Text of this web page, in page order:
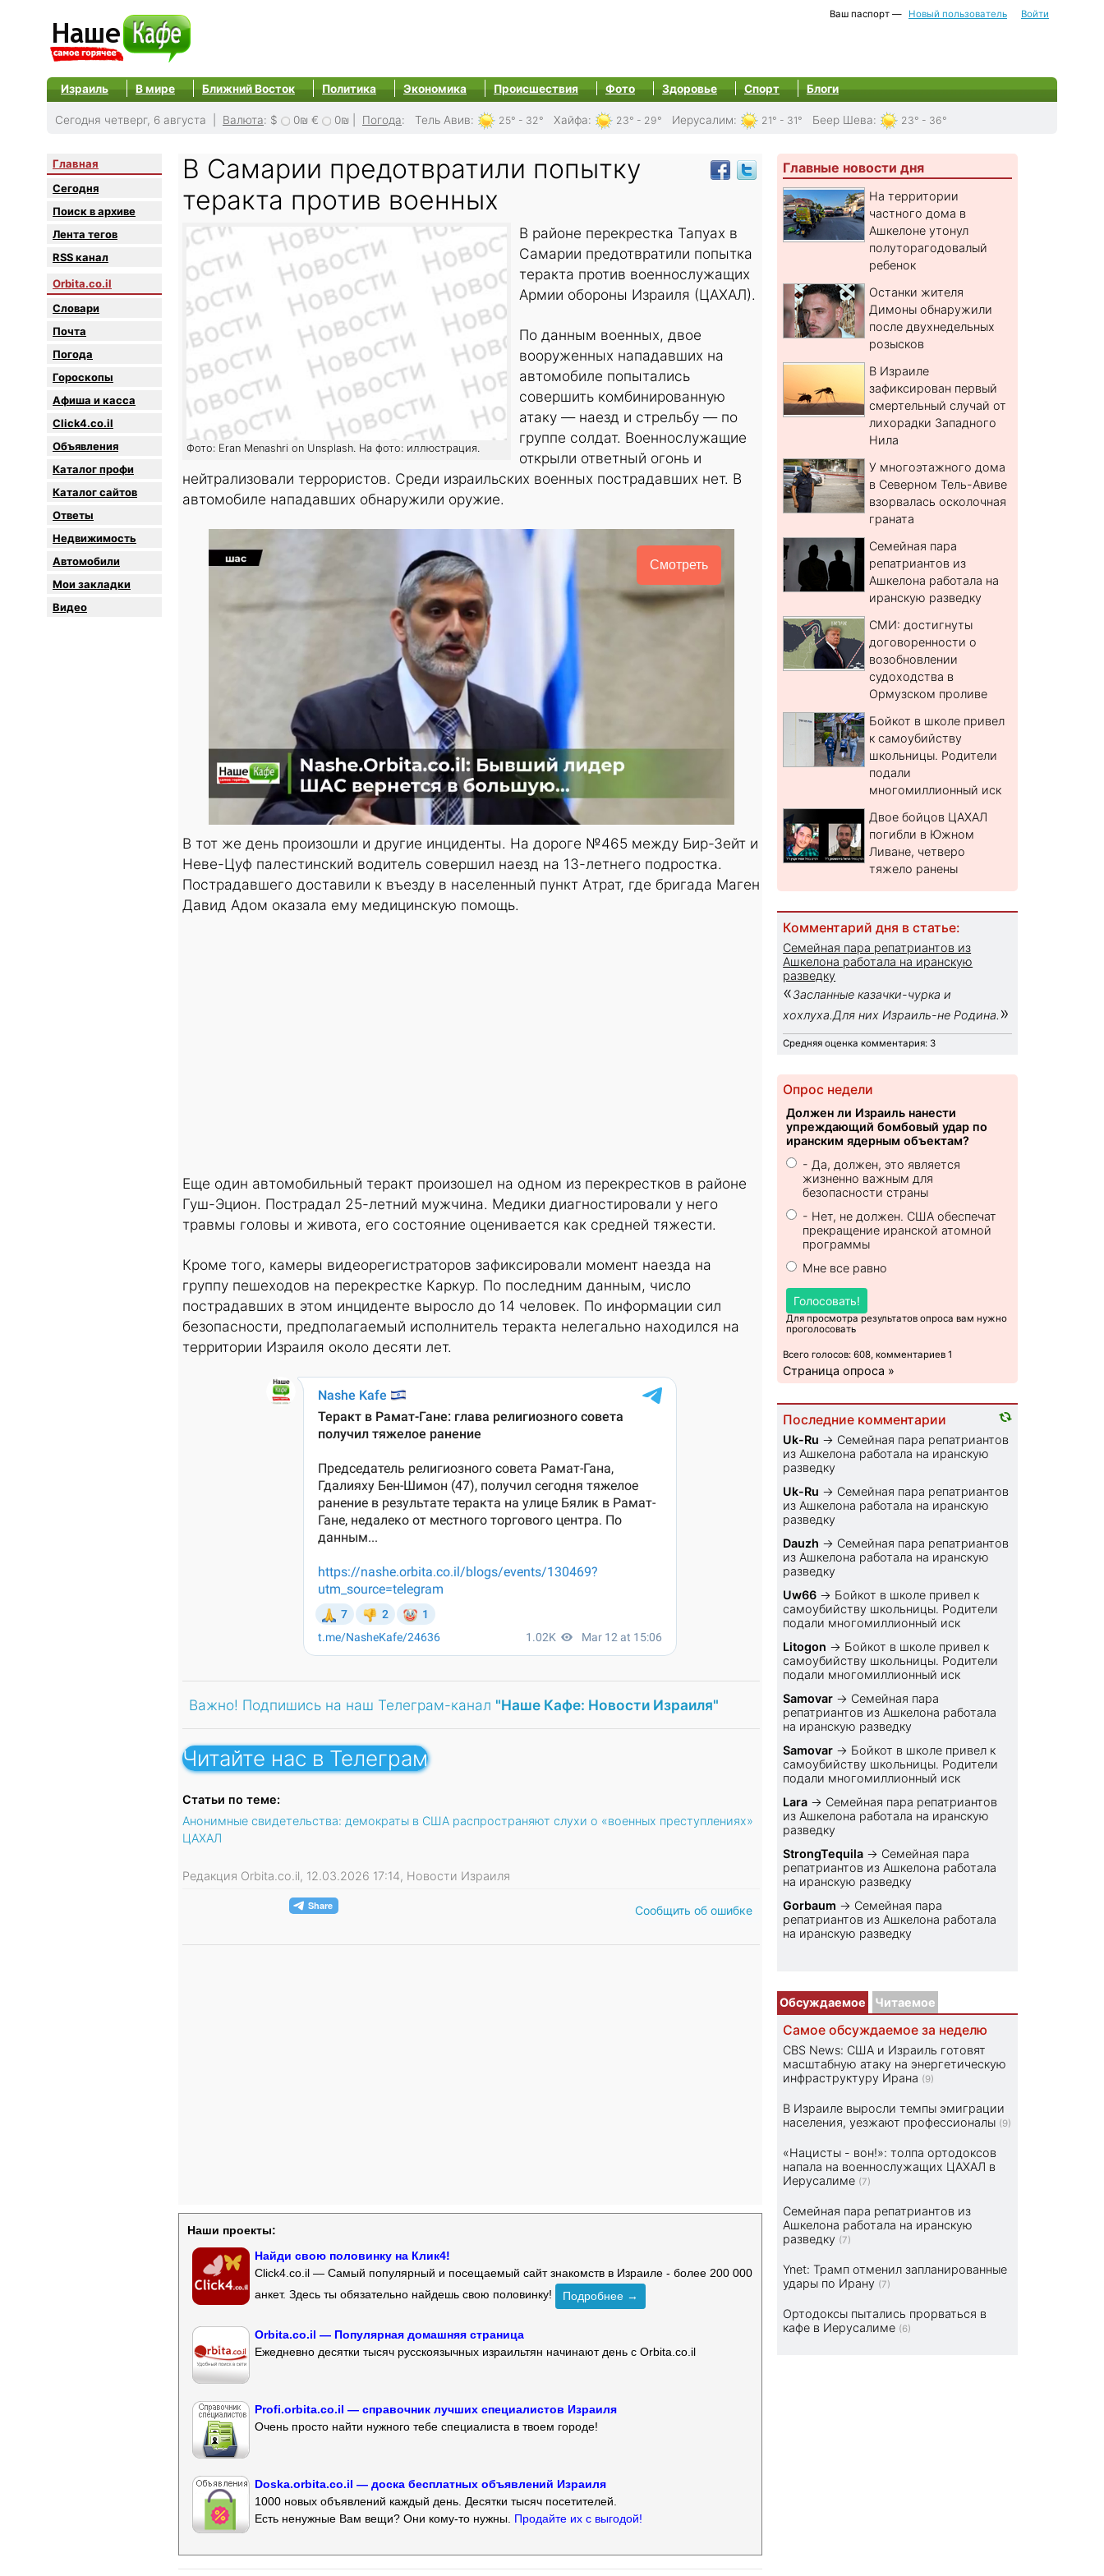
Ваш паспорт — Новый пользователь Войти
Израиль В мире Ближний Восток Политика Экономика Происшествия Фото Здоровье Спорт Блоги
Сегодня четверг, 6 августа | Валюта: $ 0₪ € 0₪ Погода: Тель Авив: 25° - 32° Хайфа: 23° - 29° Иерусалим: 21° - 31° Беер Шева: 23° - 36°
Главная
Сегодня
Поиск в архиве
Лента тегов
RSS канал
Orbita.co.il
Словари
Почта
Погода
Гороскопы
Афиша и касса
Click4.co.il
Объявления
Каталог профи
Каталог сайтов
Oтветы
Недвижимость
Автомобили
Мои закладки
Видео
В Самарии предотвратили попытку
теракта против военных
Фото: Eran Menashri on Unsplash. На фото: иллюстрация.
В районе перекрестка Тапуах в
Самарии предотвратили попытка
теракта против военнослужащих
Армии обороны Израиля (ЦАХАЛ).
По данным военных, двое
вооруженных нападавших на
автомобиле попытались
совершить комбинированную
атаку — наезд и стрельбу — по
группе солдат. Военнослужащие
открыли ответный огонь и
нейтрализовали террористов. Среди израильских военных пострадавших нет. В
автомобиле нападавших обнаружили оружие.
Смотреть
В тот же день произошли и другие инциденты. На дороге №465 между Бир-Зейт и
Неве-Цуф палестинский водитель совершил наезд на 13-летнего подростка.
Пострадавшего доставили к въезду в населенный пункт Атрат, где бригада Маген
Давид Адом оказала ему медицинскую помощь.
Еще один автомобильный теракт произошел на одном из перекрестков в районе
Гуш-Эцион. Пострадал 25-летний мужчина. Медики диагностировали у него
травмы головы и живота, его состояние оценивается как средней тяжести.
Кроме того, камеры видеорегистраторов зафиксировали момент наезда на
группу пешеходов на перекрестке Каркур. По последним данным, число
пострадавших в этом инциденте выросло до 14 человек. По информации сил
безопасности, предполагаемый исполнитель теракта нелегально находился на
территории Израиля около десяти лет.
Важно! Подпишись на наш Телеграм-канал "Наше Кафе: Новости Израиля"
Читайте нас в Телеграм
Статьи по теме:
Анонимные свидетельства: демократы в США распространяют слухи о «военных преступлениях»
ЦАХАЛ
Редакция Orbita.co.il, 12.03.2026 17:14, Новости Израиля
Сообщить об ошибке
Наши проекты:
Найди свою половинку на Клик4!
Click4.co.il — Самый популярный и посещаемый сайт знакомств в Израиле - более 200 000
анкет. Здесь ты обязательно найдешь свою половинку!
Подробнее →
Orbita.co.il — Популярная домашняя страница
Ежедневно десятки тысяч русскоязычных израильтян начинают день с Orbita.co.il
Profi.orbita.co.il — справочник лучших специалистов Израиля
Очень просто найти нужного тебе специалиста в твоем городе!
Doska.orbita.co.il — доска бесплатных объявлений Израиля
1000 новых объявлений каждый день. Десятки тысяч посетителей.
Есть ненужные Вам вещи? Они кому-то нужны. Продайте их с выгодой!
Главные новости дня
На территории
частного дома в
Ашкелоне утонул
полуторагодовалый
ребенок
Останки жителя
Димоны обнаружили
после двухнедельных
розысков
В Израиле
зафиксирован первый
смертельный случай от
лихорадки Западного
Нила
У многоэтажного дома
в Северном Тель-Авиве
взорвалась осколочная
граната
Семейная пара
репатриантов из
Ашкелона работала на
иранскую разведку
СМИ: достигнуты
договоренности о
возобновлении
судоходства в
Ормузском проливе
Бойкот в школе привел
к самоубийству
школьницы. Родители
подали
многомиллионный иск
Двое бойцов ЦАХАЛ
погибли в Южном
Ливане, четверо
тяжело ранены
Комментарий дня в статье:
Семейная пара репатриантов из
Ашкелона работала на иранскую
разведку
«Засланные казачки-чурка и
хохлуха.Для них Израиль-не Родина. »
Средняя оценка комментария: 3
Опрос недели
Должен ли Израиль нанести
упреждающий бомбовый удар по
иранским ядерным объектам?
- Да, должен, это является
жизненно важным для
безопасности страны
- Нет, не должен. США обеспечат
прекращение иранской атомной
программы
Мне все равно
Голосовать!
Для просмотра результатов опроса вам нужно
проголосовать
Всего голосов: 608, комментариев 1
Страница опроса »
Последние комментарии
Uk-Ru → Семейная пара репатриантов
из Ашкелона работала на иранскую
разведку
Uk-Ru → Семейная пара репатриантов
из Ашкелона работала на иранскую
разведку
Dauzh → Семейная пара репатриантов
из Ашкелона работала на иранскую
разведку
Uw66 → Бойкот в школе привел к
самоубийству школьницы. Родители
подали многомиллионный иск
Litogon → Бойкот в школе привел к
самоубийству школьницы. Родители
подали многомиллионный иск
Samovar → Семейная пара
репатриантов из Ашкелона работала
на иранскую разведку
Samovar → Бойкот в школе привел к
самоубийству школьницы. Родители
подали многомиллионный иск
Lara → Семейная пара репатриантов
из Ашкелона работала на иранскую
разведку
StrongTequila → Семейная пара
репатриантов из Ашкелона работала
на иранскую разведку
Gorbaum → Семейная пара
репатриантов из Ашкелона работала
на иранскую разведку
Обсуждаемое Читаемое
Самое обсуждаемое за неделю
CBS News: США и Израиль готовят
масштабную атаку на энергетическую
инфраструктуру Ирана (9)
В Израиле выросли темпы эмиграции
населения, уезжают профессионалы (9)
«Нацисты - вон!»: толпа ортодоксов
напала на военнослужащих ЦАХАЛ в
Иерусалиме (7)
Семейная пара репатриантов из
Ашкелона работала на иранскую
разведку (7)
Ynet: Трамп отменил запланированные
удары по Ирану (7)
Ортодоксы пытались прорваться в
кафе в Иерусалиме (6)